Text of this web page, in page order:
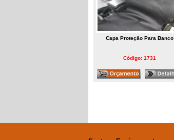
Capa Proteção Para Banco
Código: 1731